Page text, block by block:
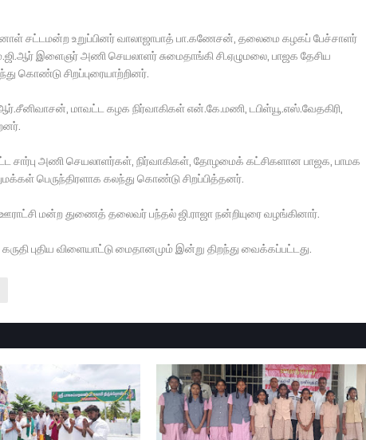
சட்டமன்ற உறுப்பினர் வாலாஜாபாத் பா.கணேசன், தலைமை கழகப் பேச்சாளர்
இளைஞர் அணி செயலாளர் சுமைதாங்கி சி.ஏழுமலை, பாஜக தேசிய
கொண்டு சிறப்புரையாற்றினர்.
மாவட்ட கழக நிர்வாகிகள் என்.கே.மணி, டபிள்யூ.எஸ்.வேதகிரி,
சார்பு அணி செயலாளர்கள், நிர்வாகிகள், தோழமைக் கட்சிகளான பாஜக, பாமக
பெருந்திரளாக கலந்து கொண்டு சிறப்பித்தனர்.
மன்ற துணைத் தலைவர் பந்தல் ஜி.ராஜா நன்றியுரை வழங்கினார்.
புதிய விளையாட்டு மைதானமும் இன்று திறந்து வைக்கப்பட்டது.